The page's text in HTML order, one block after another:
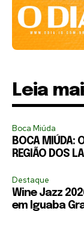
Leia
Boca Miúda
BOCA MIÚDA:
REGIÃO DOS
Destaque
Wine Jazz
em Iguaba